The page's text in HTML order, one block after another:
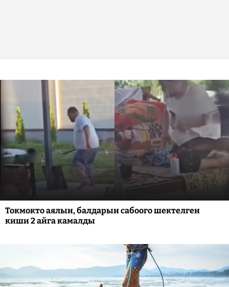
Токмокто аялын, балдарын сабоого шектелген
киши 2 айга камалды